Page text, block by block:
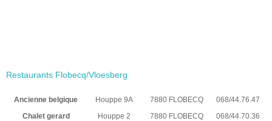
Restaurants Flobecq/Vloesberg
Ancienne belgique Houppe 9A 7880 FLOBECQ
068/44.76.47
Chalet gerard
Houppe 2 7880 FLOBECQ
068/44.70.36